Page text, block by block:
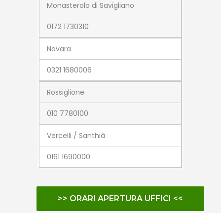
Monasterolo di Savigliano
0172 1730310
Novara
0321 1680006
Rossiglione
010 7780100
Vercelli / Santhià
0161 1690000
>> ORARI APERTURA UFFICI <<